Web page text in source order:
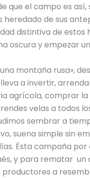
que el campo es
de sus
distintiva de
oscura y empezar
montaña rusa»,
a invertir,
agrícola, comprar
velas a todos
sembrar a
suena simple sin
Ésta campaña
y para rematar un
a